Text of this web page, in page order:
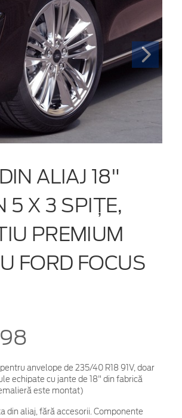
ALIAJ 18"
5 X 3 SPIȚE,
PREMIUM
FORD FOCUS
anvelope de 235/40 R18 91V, doar
echipate cu jante de 18" din fabrică
este montat)
din aliaj, fără accesorii. Componente